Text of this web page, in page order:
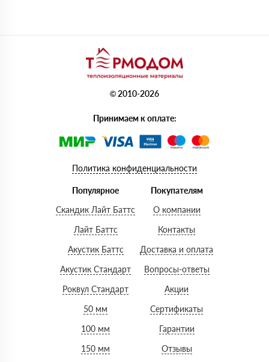
© 2010-2026
Принимаем к оплате:
Политика конфиденциальности
Популярное
Скандик Лайт Баттс
Лайт Баттс
Акустик Баттс
Акустик Стандарт
Роквул Стандарт
50 мм
100 мм
150 мм
Покупателям
О компании
Контакты
Доставка и оплата
Вопросы-ответы
Акции
Сертификаты
Гарантии
Отзывы